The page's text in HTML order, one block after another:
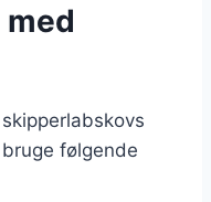
følgende